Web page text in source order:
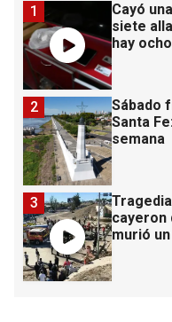
Cayó
siete
hay
1
Sábado
Santa
semana
2
cayeron
murió
3